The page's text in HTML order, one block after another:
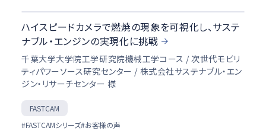
ハイスピードカメラで燃焼の現象を可視化し、サステ
ナブル・エンジンの実現化に挑戦
千葉大学大学院工学研究院機械工学コース / 次世代モビリ
ティパワーソース研究センター / 株式会社サステナブル・エン
ジン・リサーチセンター 様
FASTCAM
#FASTCAMシリーズ#お客様の声